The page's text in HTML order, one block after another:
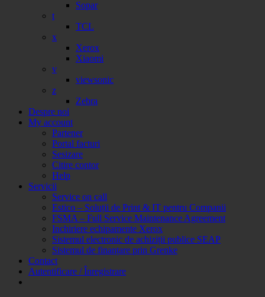
Sopar
t
TCL
x
Xerox
Xiaomi
v
viewsonic
z
Zebra
Despre noi
My account
Partener
Portal facturi
Sesizare
Citire contor
Help
Servicii
Service on call
Estico – Soluții de Print & IT pentru Companii
FSMA – Full Service Maintenance Agreement
Inchiriere echipamente Xerox
Sistemul electronic de achiziții publice SEAP
Sistemul de finanțare prin Grenke
Contact
Autentificare / Înregistrare